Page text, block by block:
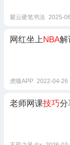
紫云硬笔书法 2025-
网红坐上NBA解
虎嗅APP 2022-04-26
老师网课技巧分